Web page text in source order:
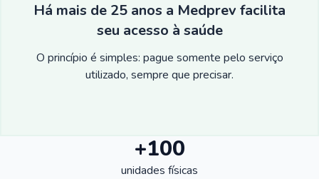
Há mais de 25 anos a Medprev facilita
seu acesso à saúde
O princípio é simples: pague somente pelo serviço
utilizado, sempre que precisar.
+100
unidades físicas